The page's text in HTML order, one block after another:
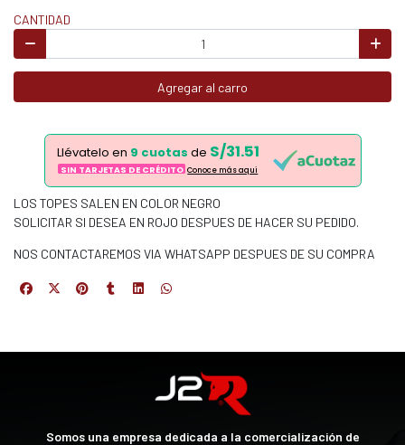
CANTIDAD
Agregar al carro
Llévatelo en 9 cuotas de S/31.51
SIN TARJETAS DE CRÉDITO Conoce más aqui
LOS TOPES SALEN EN COLOR NEGRO
SOLICITAR SI DESEA EN ROJO DESPUES DE HACER SU PEDIDO.
NOS CONTACTAREMOS VIA WHATSAPP DESPUES DE SU COMPRA
Somos una empresa dedicada a la comercialización de